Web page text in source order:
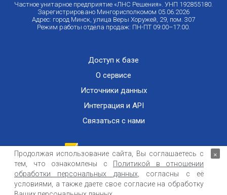
Частное унитарное предприятие «ЛНС Решения». УНП 192855180.
Зарегистрировано Мингорисполкомом 05.06.2026
Адрес: город Минск, улица Веры Хоружей, 29, пом. 307
Режим работы отдела продаж: ПН-ПТ 09:00–17:00.
Доступ к базе
О сервисе
Источники данных
Интеграция и API
Связаться с нами
Публичный договор оказания информационных услуг
ООО «Контемпорари» не несет ответственности за достоверность информации,
получаемой из открытых источников и от третьих лиц.
Продолжая использование сайта, Вы соглашаетесь с
тем, что ознакомлены с
Политикой в отношении
обработки персональных данных , согласны с её
условиями, а также даете свое согласие на обработку
×